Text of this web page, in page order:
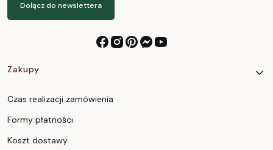
Dołącz do newslettera
Linki w stopce
Zakupy
Czas realizacji zamówienia
Formy płatności
Koszt dostawy